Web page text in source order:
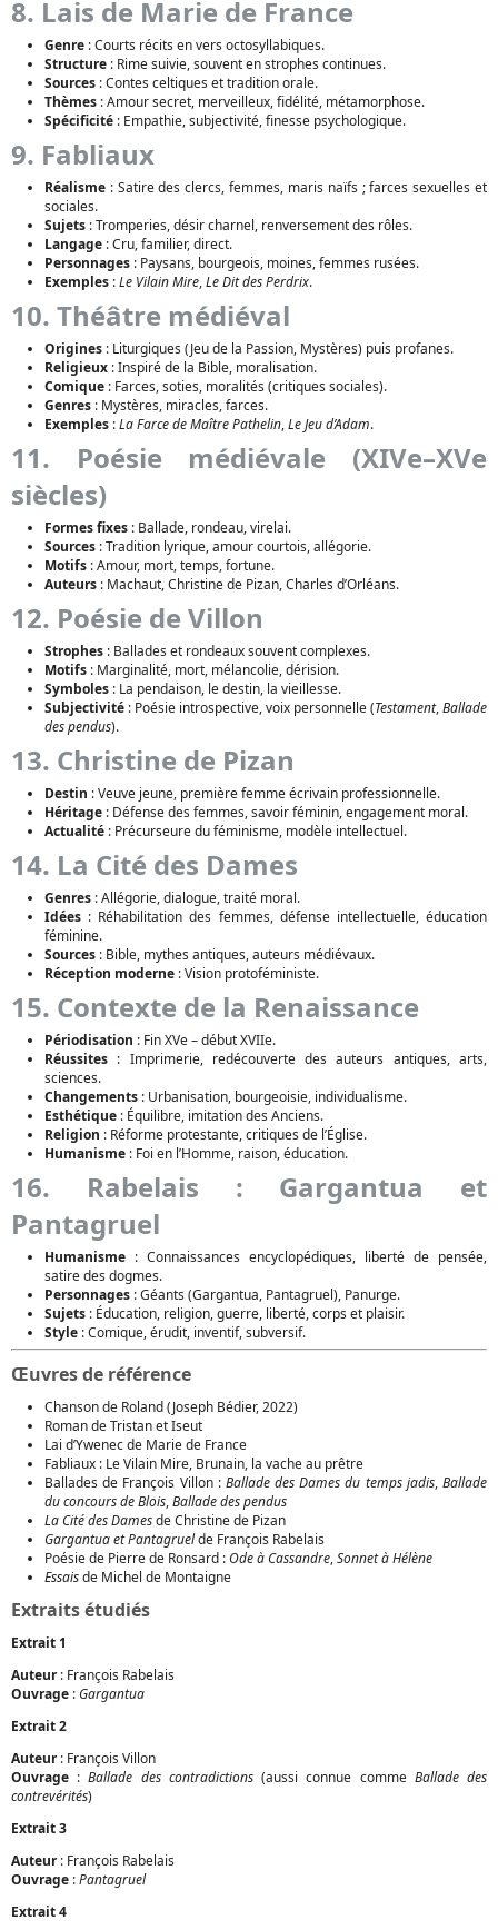
8. Lais de Marie de France
Genre : Courts récits en vers octosyllabiques.
Structure : Rime suivie, souvent en strophes continues.
Sources : Contes celtiques et tradition orale.
Thèmes : Amour secret, merveilleux, fidélité, métamorphose.
Spécificité : Empathie, subjectivité, finesse psychologique.
9. Fabliaux
Réalisme : Satire des clercs, femmes, maris naïfs ; farces sexuelles et
sociales.
Sujets : Tromperies, désir charnel, renversement des rôles.
Langage : Cru, familier, direct.
Personnages : Paysans, bourgeois, moines, femmes rusées.
Exemples :Le Vilain Mire,Le Dit des Perdrix.
10. Théâtre médiéval
Origines : Liturgiques (Jeu de la Passion, Mystères) puis profanes.
Religieux : Inspiré de la Bible, moralisation.
Comique : Farces, soties, moralités (critiques sociales).
Genres : Mystères, miracles, farces.
Exemples :La Farce de Maître Pathelin,Le Jeu d’Adam.
11. Poésie médiévale (XIVe–XVe
siècles)
Formes fixes : Ballade, rondeau, virelai.
Sources : Tradition lyrique, amour courtois, allégorie.
Motifs : Amour, mort, temps, fortune.
Auteurs : Machaut, Christine de Pizan, Charles d’Orléans.
12. Poésie de Villon
Strophes : Ballades et rondeaux souvent complexes.
Motifs : Marginalité, mort, mélancolie, dérision.
Symboles : La pendaison, le destin, la vieillesse.
Subjectivité : Poésie introspective, voix personnelle (Testament,Ballade
des pendus).
13. Christine de Pizan
Destin : Veuve jeune, première femme écrivain professionnelle.
Héritage : Défense des femmes, savoir féminin, engagement moral.
Actualité : Précurseure du féminisme, modèle intellectuel.
14. La Cité des Dames
Genres : Allégorie, dialogue, traité moral.
Idées : Réhabilitation des femmes, défense intellectuelle, éducation
féminine.
Sources : Bible, mythes antiques, auteurs médiévaux.
Réception moderne : Vision protoféministe.
15. Contexte de la Renaissance
Périodisation : Fin XVe – début XVIIe.
Réussites : Imprimerie, redécouverte des auteurs antiques, arts,
sciences.
Changements : Urbanisation, bourgeoisie, individualisme.
Esthétique : Équilibre, imitation des Anciens.
Religion : Réforme protestante, critiques de l’Église.
Humanisme : Foi en l’Homme, raison, éducation.
16. Rabelais : Gargantua et
Pantagruel
Humanisme : Connaissances encyclopédiques, liberté de pensée,
satire des dogmes.
Personnages : Géants (Gargantua, Pantagruel), Panurge.
Sujets : Éducation, religion, guerre, liberté, corps et plaisir.
Style : Comique, érudit, inventif, subversif.
Œuvres de référence
Chanson de Roland (Joseph Bédier, 2022)
Roman de Tristan et Iseut
Lai d’Ywenec de Marie de France
Fabliaux : Le Vilain Mire, Brunain, la vache au prêtre
Ballades de François Villon : Ballade des Dames du temps jadis,Ballade
du concours de Blois,Ballade des pendus
La Cité des Damesde Christine de Pizan
Gargantua et Pantagruelde François Rabelais
Poésie de Pierre de Ronsard :Ode à Cassandre,Sonnet à Hélène
Essaisde Michel de Montaigne
Extraits étudiés
Extrait 1
Auteur: François Rabelais
Ouvrage :Gargantua
Extrait 2
Auteur: François Villon
Ouvrage :Ballade des contradictions(aussi connue comme Ballade des
contrevérités)
Extrait 3
Auteur: François Rabelais
Ouvrage :Pantagruel
Extrait 4